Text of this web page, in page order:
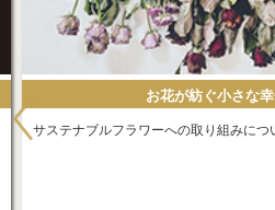
メールマガジ
月に1～2回、お台場の「今」をお届